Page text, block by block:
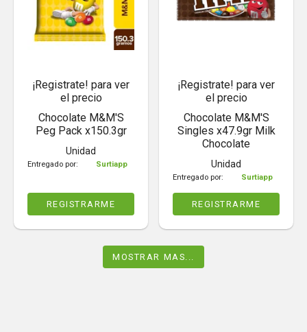
¡Registrate! para ver
el precio
Chocolate M&M'S
Peg Pack x150.3gr
Unidad
Entregado por: Surtiapp
REGISTRARME
¡Registrate! para ver
el precio
Chocolate M&M'S
Singles x47.9gr Milk
Chocolate
Unidad
Entregado por: Surtiapp
REGISTRARME
MOSTRAR MAS...